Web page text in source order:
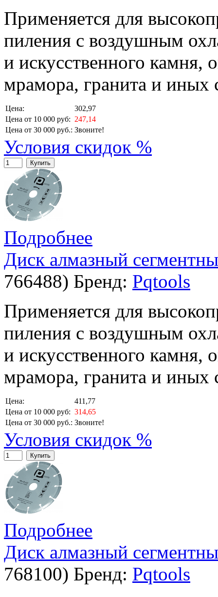
Применяется для
пиления с воздушным
и искусственного камня,
мрамора, гранита и иных
Цена:
302,97
Цена от 10 000 руб: 247,14
Цена от 30 000 руб.: Звоните!
Условия скидок %
Купить
Подробнее
Диск алмазный
766488) Бренд: Pqtools
Применяется для
пиления с воздушным
и искусственного камня,
мрамора, гранита и иных
Цена:
411,77
Цена от 10 000 руб: 314,65
Цена от 30 000 руб.: Звоните!
Условия скидок %
Купить
Подробнее
Диск алмазный
768100) Бренд: Pqtools